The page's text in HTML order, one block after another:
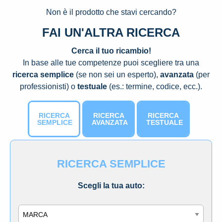
Non è il prodotto che stavi cercando?
FAI UN'ALTRA RICERCA
Cerca il tuo ricambio!
In base alle tue competenze puoi scegliere tra una
ricerca semplice (se non sei un esperto), avanzata (per
professionisti) o testuale (es.: termine, codice, ecc.).
RICERCA
SEMPLICE
RICERCA
AVANZATA
RICERCA
TESTUALE
RICERCA SEMPLICE
Scegli la tua auto: